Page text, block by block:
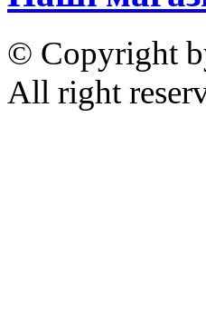
© Copyright
All right